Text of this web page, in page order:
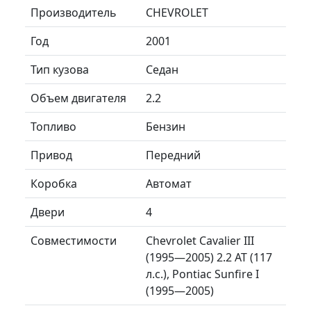
Производитель
CHEVROLET
Год
2001
Тип кузова
Седан
Объем двигателя
2.2
Топливо
Бензин
Привод
Передний
Коробка
Автомат
Двери
4
Совместимости
Chevrolet Cavalier III
(1995—2005) 2.2 AT (117
л.с.), Pontiac Sunfire I
(1995—2005)